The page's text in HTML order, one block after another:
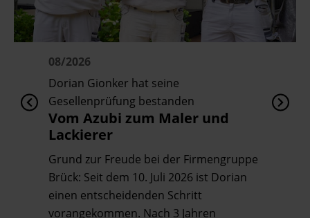
08/2026
Dorian Gionker hat seine
Gesellenprüfung bestanden
Vom Azubi zum Maler und
Lackierer
Grund zur Freude bei der Firmengruppe
Brück: Seit dem 10. Juli 2026 ist Dorian
einen entscheidenden Schritt
vorangekommen. Nach 3 Jahren